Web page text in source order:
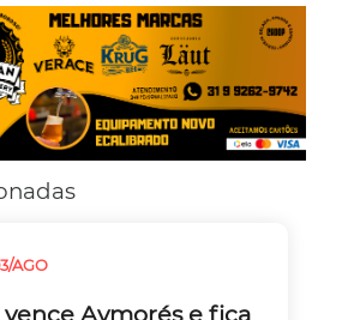
AGO
vence Aymorés e fica